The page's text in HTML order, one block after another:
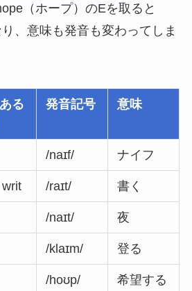
（ホープ）のEを取ると
、意味も発音も変わってしま
る
発音記号 意味
/naɪf/ ナイフ
/raɪt/ 書く
/naɪt/ 夜
/klaɪm/ 登る
/hoʊp/ 希望する